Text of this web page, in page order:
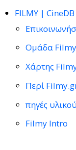
FILMY | CineDB
Ομάδα Filmy
Χάρτης
Περί
πηγές
Filmy Intro